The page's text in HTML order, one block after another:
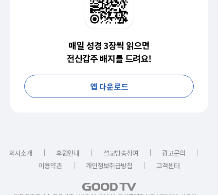
매일 성경 3장씩 읽으면
전신갑주 배지를 드려요!
앱 다운로드
회사소개 ｜ 후원안내 ｜ 설교방송참여 ｜ 광고문의
｜
이용약관
｜ 개인정보취급방침 ｜ 고객센터